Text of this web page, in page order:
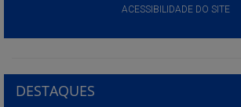
ACESSIBILIDADE DO SITE
DESTAQUES